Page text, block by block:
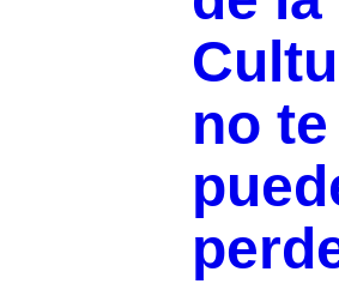
no te